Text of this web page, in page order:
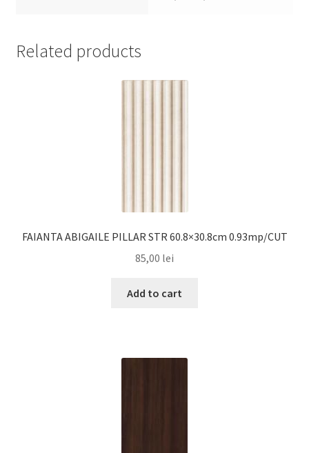
Related products
FAIANTA ABIGAILE PILLAR STR 60.8×30.8cm 0.93mp/CUT
85,00 lei
Add to cart